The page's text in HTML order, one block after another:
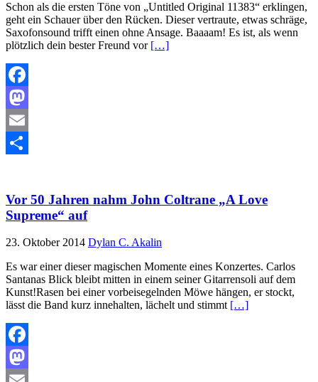
Schon als die ersten Töne von „Untitled Original 11383“ erklingen,
geht ein Schauer über den Rücken. Dieser vertraute, etwas schräge,
Saxofonsound trifft einen ohne Ansage. Baaaam! Es ist, als wenn
plötzlich dein bester Freund vor […]
Facebook
Mastodon
Email
Vor 50 Jahren nahm John Coltrane „A Love
Supreme“ auf
23. Oktober 2014 Dylan C. Akalin
Es war einer dieser magischen Momente eines Konzertes. Carlos
Santanas Blick bleibt mitten in einem seiner Gitarrensoli auf dem
Kunst!Rasen bei einer vorbeisegelnden Möwe hängen, er stockt,
lässt die Band kurz innehalten, lächelt und stimmt […]
Facebook